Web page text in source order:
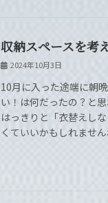
収納スペースを考
2024年10月3日
10月に入った途端に朝
い！は何だったの？と
はっきりと「衣替えし
くていいかもしれませ